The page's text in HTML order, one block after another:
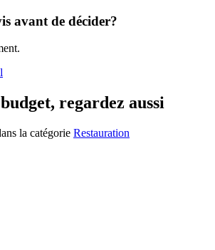
avant de décider?
regardez aussi
la catégorie Restauration